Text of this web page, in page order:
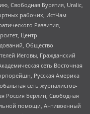
Свободная Бурятия, Uralic,
рабочих, ИстЧам
Развития,
Центр
Общество
Иеговы, Гражданский
сеть Восточная
Русская Америка
сеть журналистов-
Россия Берлин, Свободная
помощи, Антивоенный